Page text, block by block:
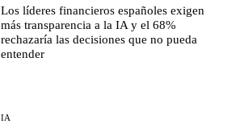
Los líderes financieros españoles exigen
más transparencia a la IA y el 68%
rechazaría las decisiones que no pueda
entender
IA